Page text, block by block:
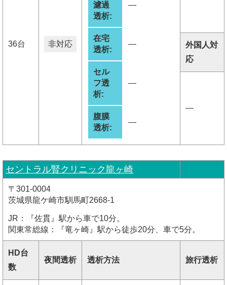
36台 非対応
濾過
透析:
―
在宅
透析:
―
セル
フ透
析:
―
腹膜
透析:
―
外国人対
応
―
セントラル腎クリニック龍ヶ崎
〒301-0004
茨城県龍ケ崎市馴馬町2668-1
JR：『佐貫』駅から車で10分。
関東常総線：『竜ヶ崎』駅から徒歩20分、車で5分。
HD台
数
夜間透析 透析方法 旅行透析